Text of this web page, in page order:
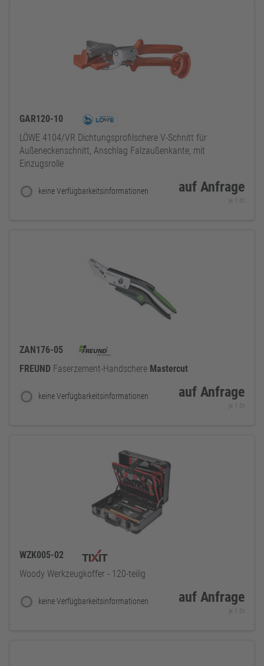
GAR120-10
LÖWE 4104/VR Dichtungsprofilschere V-Schnitt für
Außeneckenschnitt, Anschlag Falzaußenkante, mit
Einzugsrolle
keine Verfügbarkeitsinformationen auf Anfrage
je 1 St
ZAN176-05
FREUND Faserzement-Handschere Mastercut
keine Verfügbarkeitsinformationen auf Anfrage
je 1 St
WZK005-02
Woody Werkzeugkoffer - 120-teilig
keine Verfügbarkeitsinformationen auf Anfrage
je 1 St